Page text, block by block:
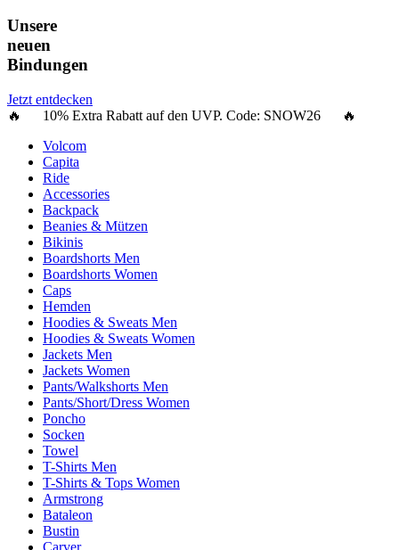
Unsere
neuen
Bindungen
Jetzt entdecken
🔥 10% Extra Rabatt auf den UVP. Code: SNOW26 🔥
Volcom
Capita
Ride
Accessories
Backpack
Beanies & Mützen
Bikinis
Boardshorts Men
Boardshorts Women
Caps
Hemden
Hoodies & Sweats Men
Hoodies & Sweats Women
Jackets Men
Jackets Women
Pants/Walkshorts Men
Pants/Short/Dress Women
Poncho
Socken
Towel
T-Shirts Men
T-Shirts & Tops Women
Armstrong
Bataleon
Bustin
Carver